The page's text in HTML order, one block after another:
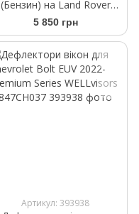
(Бензин) на Land Rover
Range Rover Sport 2010-
2013
5 850 грн
Артикул: 393938